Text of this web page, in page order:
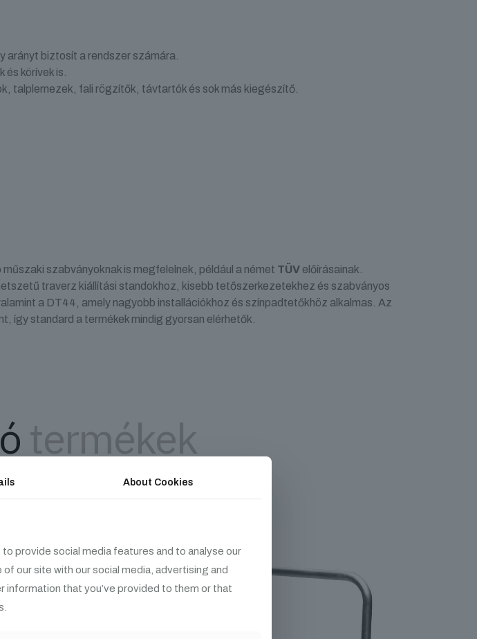
arányt biztosít a rendszer számára.
körívek is.
talplemezek, fali rögzítők, távtartók és sok más kiegészítő.
szabványoknak is megfelelnek, például a német TÜVelőírásainak.
traverz kiállítási standokhoz, kisebb tetőszerkezetekhez és szabványos
a DT44, amely nagyobb installációkhoz és színpadtetőkhöz alkalmas. Az
így standard a termékek mindig gyorsan elérhetők.
termékek
About Cookies
provide social media features and to analyse our
our site with our social media, advertising and
information that you’ve provided to them or that